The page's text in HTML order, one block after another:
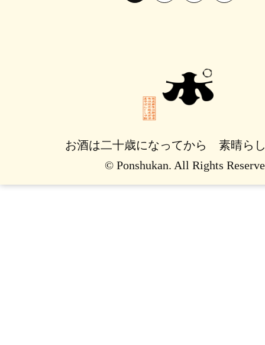
お酒は二十歳になってから 素晴ら
© Ponshukan. All Rights